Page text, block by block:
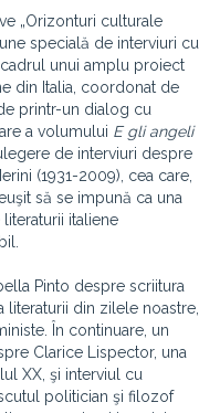
„Orizonturi culturale
specială de interviuri cu
unui amplu proiect
din Italia, coordonat de
printr-un dialog cu
a volumului E gli angeli
de interviuri despre
(1931-2009), cea care,
să se impună ca una
italiene
Pinto despre scriitura
literaturii din zilele noastre,
În continuare, un
Clarice Lispector, una
XX, şi interviul cu
politician şi filozof